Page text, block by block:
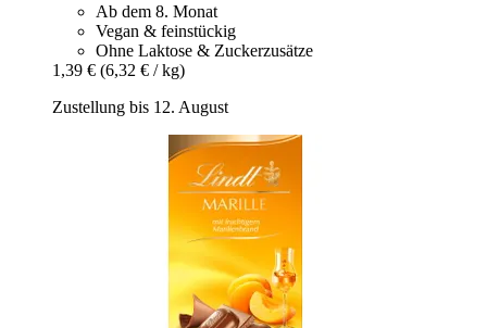
Ab dem 8. Monat
Vegan & feinstückig
Ohne Laktose & Zuckerzusätze
1,39 € (6,32 € / kg)
Zustellung bis 12. August